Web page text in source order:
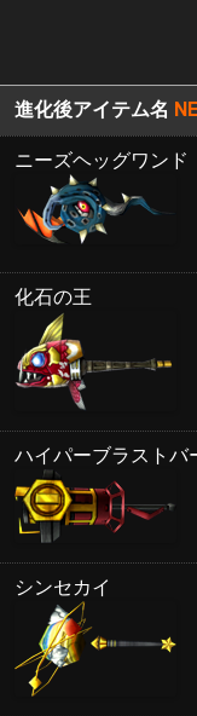
進化後アイテム名
ニーズヘッグワンド
化石の王
ハイパーブラストバ
シンセカイ